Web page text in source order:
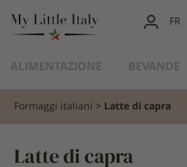
ALIMENTAZIONE BEVANDE
ACCOUNT
FR
Formaggi italiani Latte di capra
Latte di capra